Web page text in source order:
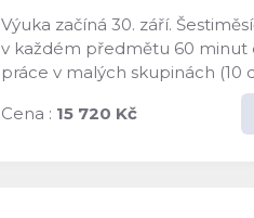
Výuka začíná 30. září.
v každém předmětu 60 minut
práce v malých skupinách (10
Cena : 15 720 Kč